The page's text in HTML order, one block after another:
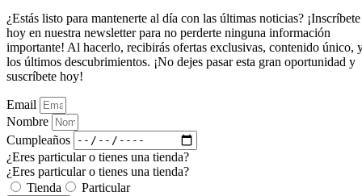
¿Estás listo para mantenerte al día con las últimas noticias? ¡Inscríbete
hoy en nuestra newsletter para no perderte ninguna información
importante! Al hacerlo, recibirás ofertas exclusivas, contenido único,
los últimos descubrimientos. ¡No dejes pasar esta gran oportunidad y
suscríbete hoy!
Email
Nombre
Cumpleaños
¿Eres particular o tienes una tienda?
¿Eres particular o tienes una tienda?
Tienda
Particular